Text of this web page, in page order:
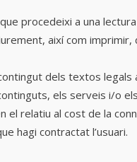
procedeixi a una
així com
dels textos
els serveis i/o
el relatiu al cost de la
hagi contractat l’usuari.